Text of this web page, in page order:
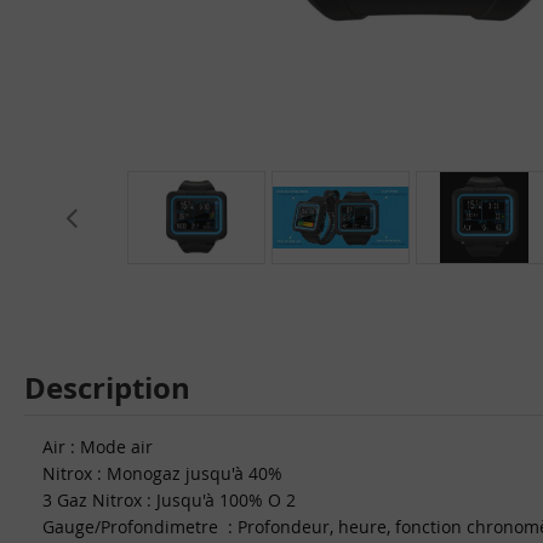
Description
Air : Mode air
Nitrox : Monogaz jusqu'à 40%
3 Gaz Nitrox : Jusqu'à 100% O 2
Gauge/Profondimetre : Profondeur, heure, fonction